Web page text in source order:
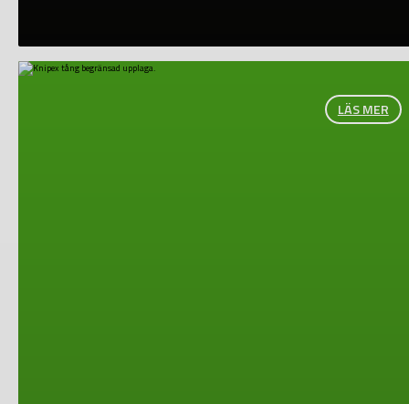
LÄS MER